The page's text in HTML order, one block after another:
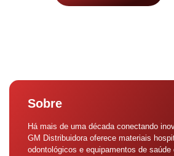
Sobre
Há mais de uma década conectando
GM Distribuidora oferece materiais
odontológicos e equipamentos de saúde